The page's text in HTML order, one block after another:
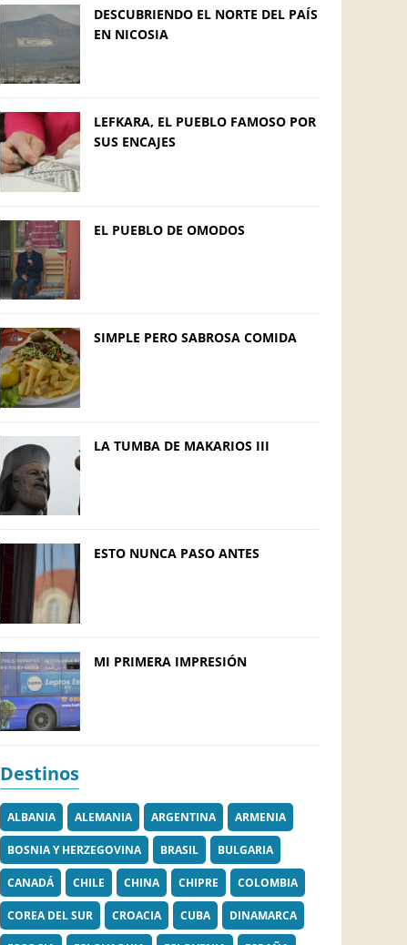
DESCUBRIENDO EL NORTE DEL PAÍS
EN NICOSIA
LEFKARA, EL PUEBLO FAMOSO POR
SUS ENCAJES
EL PUEBLO DE OMODOS
SIMPLE PERO SABROSA COMIDA
LA TUMBA DE MAKARIOS III
ESTO NUNCA PASO ANTES
MI PRIMERA IMPRESIÓN
Destinos
ALBANIA ALEMANIA ARGENTINA ARMENIA
BOSNIA Y HERZEGOVINA BRASIL BULGARIA
CANADÁ CHILE CHINA CHIPRE COLOMBIA
COREA DEL SUR CROACIA CUBA DINAMARCA